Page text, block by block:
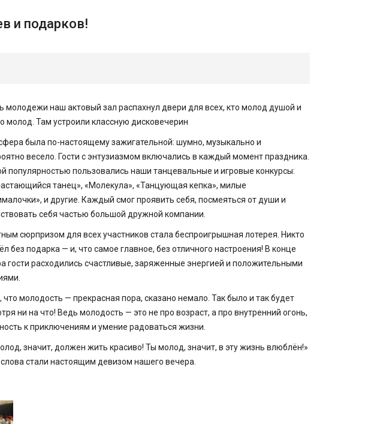
и подарков!
молодежи наш актовый зал распахнул двери для всех, кто молод душой и
молод. Там устроили классную дисковечерин
была по-настоящему зажигательной: шумно, музыкально и
весело. Гости с энтузиазмом включались в каждый момент праздника.
популярностью пользовались наши танцевальные и игровые конкурсы:
танец», «Молекула», «Танцующая кепка», милые
и другие. Каждый смог проявить себя, посмеяться от души и
себя частью большой дружной компании.
сюрпризом для всех участников стала беспроигрышная лотерея. Никто
без подарка — и, что самое главное, без отличного настроения! В конце
гости расходились счастливые, заряженные энергией и положительными
что молодость — прекрасная пора, сказано немало. Так было и так будет
ни на что! Ведь молодость — это не про возраст, а про внутренний огонь,
к приключениям и умение радоваться жизни.
значит, должен жить красиво! Ты молод, значит, в эту жизнь влюблён!»
стали настоящим девизом нашего вечера.